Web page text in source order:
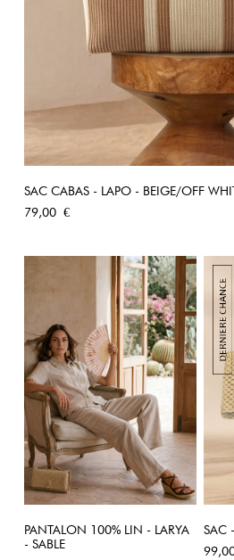
SAC CABAS - LAPO - BEIGE/OFF
Prix
79,00 €
PANTALON 100% LIN - LARYA
- SABLE
SAC
Prix